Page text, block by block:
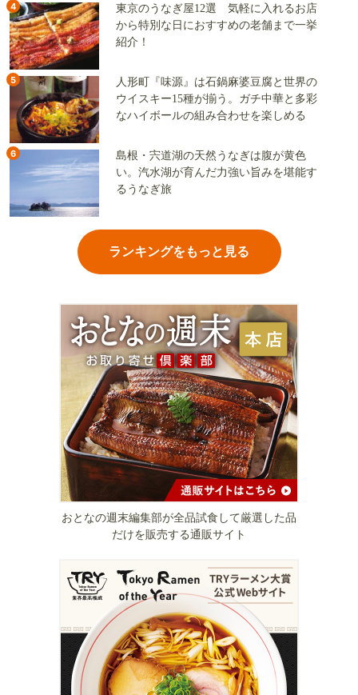
4
東京のうなぎ屋12選 気軽に入れるお店
から特別な日におすすめの老舗まで一挙
紹介！
5
人形町『味源』は石鍋麻婆豆腐と世界の
ウイスキー15種が揃う。ガチ中華と多彩
なハイボールの組み合わせを楽しめる
6
島根・宍道湖の天然うなぎは腹が黄色
い。汽水湖が育んだ力強い旨みを堪能す
るうなぎ旅
ランキングをもっと見る
おとなの週末編集部が全品試食して厳選した品
だけを販売する通販サイト